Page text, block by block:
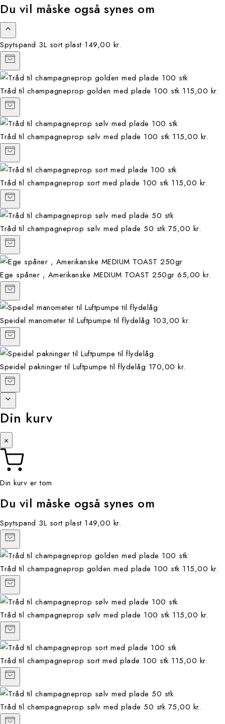
Du vil måske også synes om
Spytspand 3L sort plast 149,00 kr.
Tråd til champagneprop golden med plade 100 stk 115,00 kr.
Tråd til champagneprop sølv med plade 100 stk 115,00 kr.
Tråd til champagneprop sort med plade 100 stk 115,00 kr.
Tråd til champagneprop sølv med plade 50 stk 75,00 kr.
Ege spåner , Amerikanske MEDIUM TOAST 250gr 65,00 kr.
Speidel manometer til Luftpumpe til flydelåg 103,00 kr.
Speidel pakninger til Luftpumpe til flydelåg 170,00 kr.
Din kurv
×
Din kurv er tom
Du vil måske også synes om
Spytspand 3L sort plast 149,00 kr.
Tråd til champagneprop golden med plade 100 stk 115,00 kr.
Tråd til champagneprop sølv med plade 100 stk 115,00 kr.
Tråd til champagneprop sort med plade 100 stk 115,00 kr.
Tråd til champagneprop sølv med plade 50 stk 75,00 kr.